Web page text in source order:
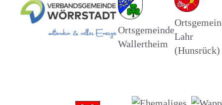
Ortsgemeinde
Wallertheim
Lahr
(Hunsrück)